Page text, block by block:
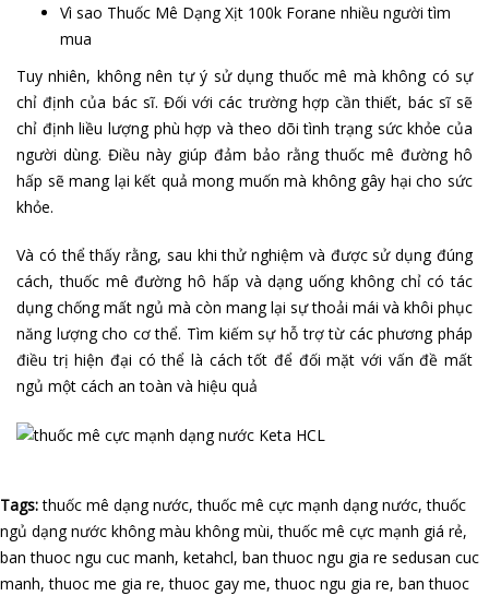
Vì sao Thuốc Mê Dạng Xịt 100k Forane nhiều người tìm
mua
Tuy nhiên, không nên tự ý sử dụng thuốc mê mà không có sự
chỉ định của bác sĩ. Đối với các trường hợp cần thiết, bác sĩ sẽ
chỉ định liều lượng phù hợp và theo dõi tình trạng sức khỏe của
người dùng. Điều này giúp đảm bảo rằng thuốc mê đường hô
hấp sẽ mang lại kết quả mong muốn mà không gây hại cho sức
khỏe.
Và có thể thấy rằng, sau khi thử nghiệm và được sử dụng đúng
cách, thuốc mê đường hô hấp và dạng uống không chỉ có tác
dụng chống mất ngủ mà còn mang lại sự thoải mái và khôi phục
năng lượng cho cơ thể. Tìm kiếm sự hỗ trợ từ các phương pháp
điều trị hiện đại có thể là cách tốt để đối mặt với vấn đề mất
ngủ một cách an toàn và hiệu quả
Tags: thuốc mê dạng nước,thuốc mê cực mạnh dạng nước,thuốc
ngủ dạng nước không màu không mùi,thuốc mê cực mạnh giá rẻ,
ban thuoc ngu cuc manh, ketahcl, ban thuoc ngu gia re sedusan cuc
manh,thuoc me gia re,thuoc gay me,thuoc ngu gia re, ban thuoc